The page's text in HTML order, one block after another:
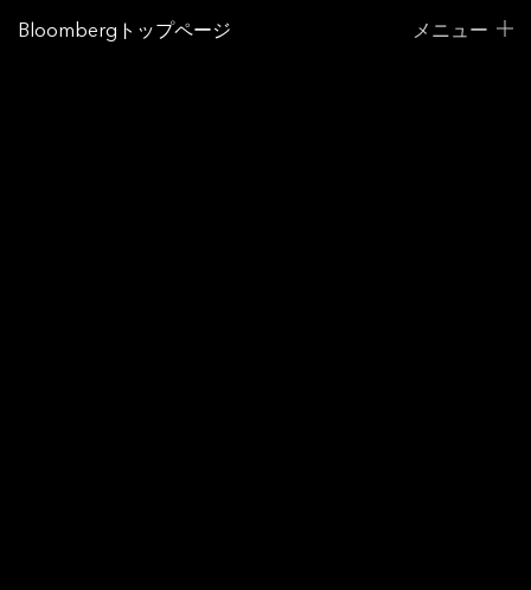
Bloombergトップページ メニュー